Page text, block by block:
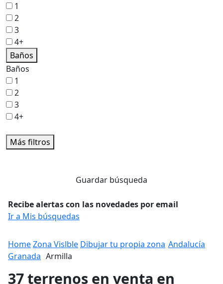
1
2
3
4+
Baños
Baños
1
2
3
4+
Más filtros
Guardar búsqueda
Recibe alertas con las novedades por email
Ir a Mis búsquedas
HomeZona Vislble Dibujar tu propia zona Andalucía
Granada Armilla
37 terrenos en venta en